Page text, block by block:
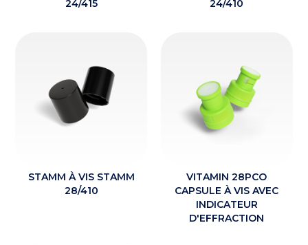
24/415 24/410
STAMM À VIS STAMM
28/410
VITAMIN 28PCO
CAPSULE À VIS AVEC
INDICATEUR
D'EFFRACTION